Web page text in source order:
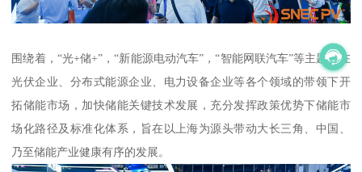
围绕着，“光+储+”，“新能源电动汽车”，“智能网联汽车”等主题，在
光伏企业、分布式能源企业、电力设备企业等各个领域的带领下开
拓储能市场，加快储能关键技术发展，充分发挥政策优势下储能市
场化路径及标准化体系，旨在以上海为源头带动大长三角、中国、
乃至储能产业健康有序的发展。